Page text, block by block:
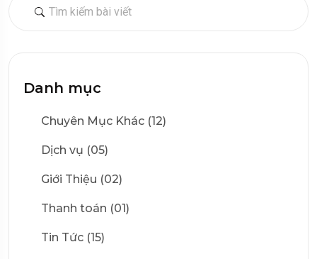
Danh mục
Chuyên Mục Khác (12)
Dịch vụ (05)
Giới Thiệu (02)
Thanh toán (01)
Tin Tức (15)